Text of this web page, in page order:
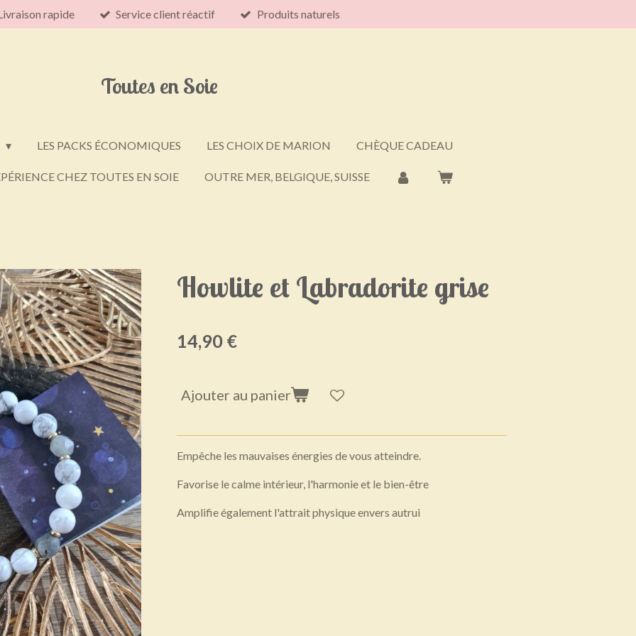
rapide Service client réactif Produits naturels
Toutes en Soie
LES PACKS ÉCONOMIQUES LES CHOIX DE MARION CHÈQUE CADEAU
CHEZ TOUTES EN SOIE OUTRE MER, BELGIQUE, SUISSE
Howlite et Labradorite grise
14,90 €
Ajouter au panier
Empêche les mauvaises énergies de vous atteindre.
Favorise le calme intérieur, l'harmonie et le bien-être
Amplifie également l'attrait physique envers autrui